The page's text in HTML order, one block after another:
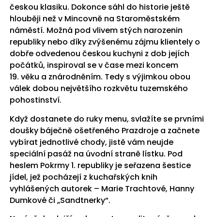
českou klasiku. Dokonce sáhl do historie ještě
hlouběji než v Mincovně na Staroměstském
náměstí. Možná pod vlivem stých narozenin
republiky nebo díky zvýšenému zájmu klientely o
dobře odvedenou českou kuchyni z dob jejích
počátků, inspiroval se v čase mezi koncem
19. věku a znárodněním. Tedy s výjimkou obou
válek dobou největšího rozkvětu tuzemského
pohostinství.
Když dostanete do ruky menu, svlažíte se prvními
doušky báječně ošetřeného Prazdroje a začnete
vybírat jednotlivé chody, jistě vám neujde
speciální pasáž na úvodní straně lístku. Pod
heslem Pokrmy 1. republiky je seřazena šestice
jídel, jež pocházejí z kuchařských knih
vyhlášených autorek – Marie Trachtové, Hanny
Dumkové či „Sandtnerky“.